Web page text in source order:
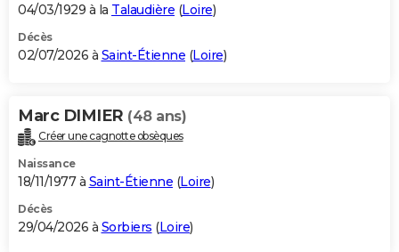
GUIDES D'ACHAT
BONS PLANS
Carte de Noël
Carte Bonne année
Carte Saint-Valentin
Carte Pâques
Carte d'anniversaire
DICTIONNAIRE
Dictionnaire
Biographies
Citations
Expressions
Proverbes
PROGRAMME TV
S'inscrire
Se connecter
Lycées
Collèges
Primaires
Universités
Entreprises
Service militaire
Avis de recherche
AVIS DE DÉCÈS
04/03/1929 à la Talaudière (Loire)
Décès
02/07/2026 à Saint-Étienne (Loire)
Marc DIMIER (48 ans)
Créer une cagnotte obsèques
Naissance
18/11/1977 à Saint-Étienne (Loire)
Décès
29/04/2026 à Sorbiers (Loire)